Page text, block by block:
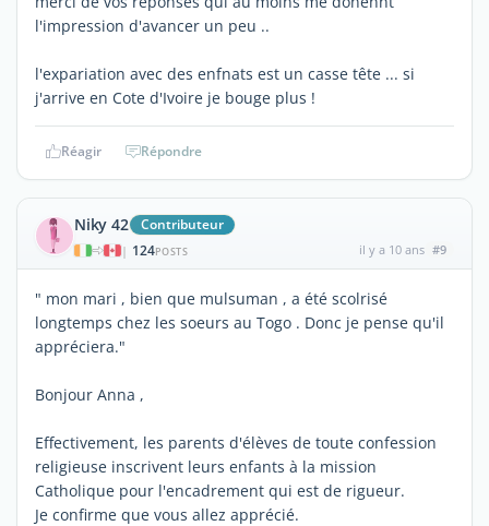
l'impression d'avancer un peu ..
l'expariation avec des enfnats est un casse tête ... si
j'arrive en Cote d'Ivoire je bouge plus !
Réagir Répondre
Niky 42 Contributeur
| 124POSTS il y a 10 ans #9
" mon mari , bien que mulsuman , a été scolrisé
longtemps chez les soeurs au Togo . Donc je pense qu'il
appréciera."
Bonjour Anna ,
Effectivement, les parents d'élèves de toute confession
religieuse inscrivent leurs enfants à la mission
Catholique pour l'encadrement qui est de rigueur.
Je confirme que vous allez apprécié.